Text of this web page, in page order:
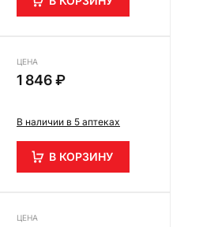
ЦЕНА
1 846 ₽
В наличии в 5 аптеках
В КОРЗИНУ
ЦЕНА